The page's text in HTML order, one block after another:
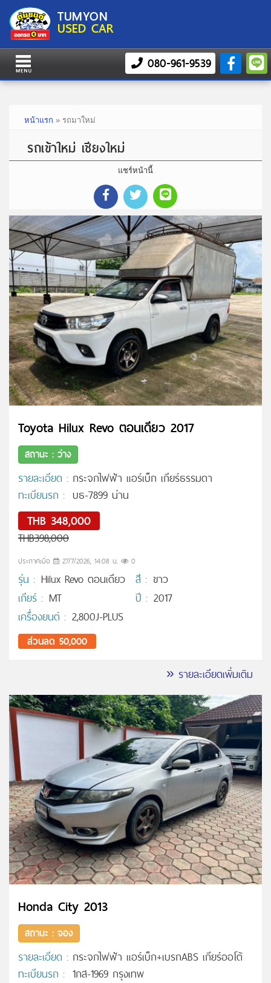
TUMYON
USED CAR
080-961-9539
หน้าแรก » รถมาใหม่
รถเข้าใหม่ เชียงใหม่
แชร์หน้านี้
Toyota Hilux Revo ตอนเดียว 2017
สถานะ : ว่าง
รายละเอียด : กระจกไฟฟ้า แอร์เบ็ก เกียร์ธรรมดา
ทะเบียนรถ : บธ-7899 น่าน
THB 348,000
THB398,000
ประกาศเมื่อ 27/7/2026, 14:08 น. 0
รุ่น : Hilux Revo ตอนเดียว สี : ขาว
เกียร์ : MT ปี : 2017
เครื่องยนต์ : 2,800J-PLUS
ส่วนลด 50,000
» รายละเอียดเพิ่มเติม
Honda City 2013
สถานะ : จอง
รายละเอียด : กระจกไฟฟ้า แอร์เบ็ก+เบรกABS เกียร์ออโต้
ทะเบียนรถ : 1กส-1969 กรุงเทพ